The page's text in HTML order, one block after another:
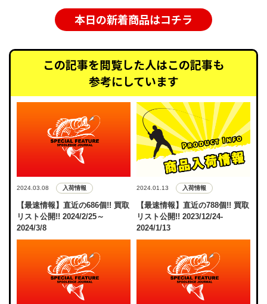
本日の新着商品はコチラ
この記事を閲覧した人はこの記事も
参考にしています
2024.03.08 入荷情報
【最速情報】直近の686個!! 買取
リスト公開!! 2024/2/25～
2024/3/8
2024.01.13 入荷情報
【最速情報】直近の788個!! 買取
リスト公開!! 2023/12/24-
2024/1/13